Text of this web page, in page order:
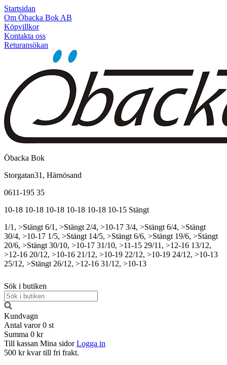
Startsidan
Om Öbacka Bok AB
Köpvillkor
Kontakta oss
Returansökan
Öbacka Bok
Storgatan31, Härnösand
0611-195 35
10-18 10-18 10-18 10-18 10-18 10-15 Stängt
1/1, >Stängt 6/1, >Stängt 2/4, >10-17 3/4, >Stängt 6/4, >Stängt
30/4, >10-17 1/5, >Stängt 14/5, >Stängt 6/6, >Stängt 19/6, >Stängt
20/6, >Stängt 30/10, >10-17 31/10, >11-15 29/11, >12-16 13/12,
>12-16 20/12, >10-16 21/12, >10-19 22/12, >10-19 24/12, >10-13
25/12, >Stängt 26/12, >12-16 31/12, >10-13
Sök i butiken
Kundvagn
Antal varor 0 st
Summa 0 kr
Till kassan Mina sidor Logga in
500 kr kvar till fri frakt.